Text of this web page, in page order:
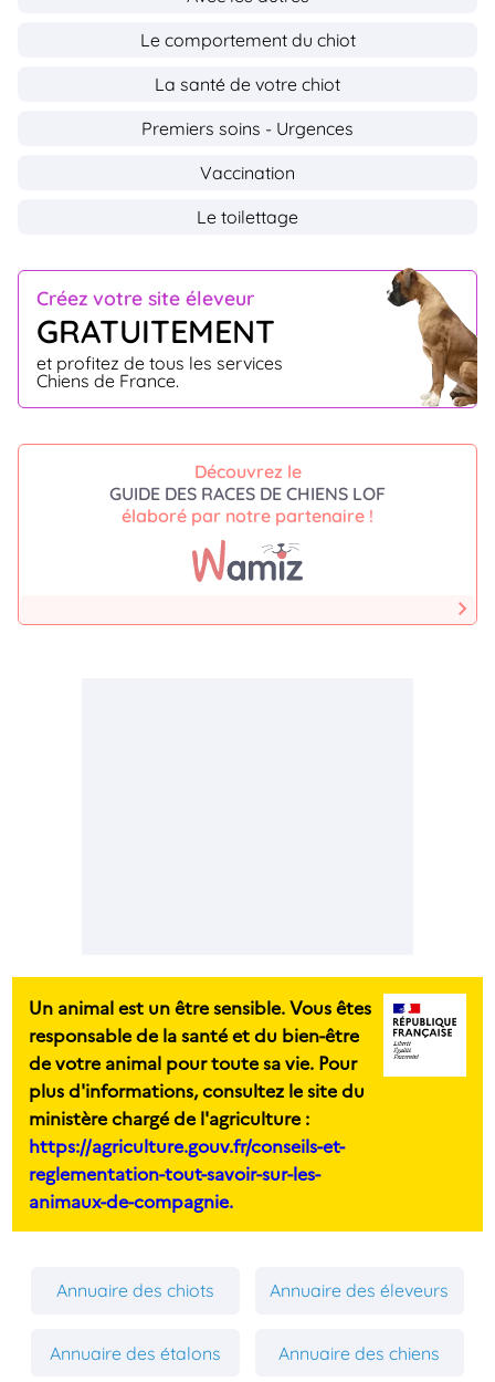
Créez votre site éleveur
GRATUITEMENT
et profitez de tous les services
Chiens de France.
Découvrez le
GUIDE DES RACES DE CHIENS LOF
élaboré par notre partenaire !
Le comportement du chiot
La santé de votre chiot
Premiers soins - Urgences
Vaccination
Le toilettage
Un animal est un être sensible. Vous êtes
responsable de la santé et du bien-être
de votre animal pour toute sa vie. Pour
plus d'informations, consultez le site du
ministère chargé de l'agriculture :
https://agriculture.gouv.fr/conseils-et-
reglementation-tout-savoir-sur-les-
animaux-de-compagnie.
Annuaire des chiots Annuaire des éleveurs
Annuaire des étalons Annuaire des chiens